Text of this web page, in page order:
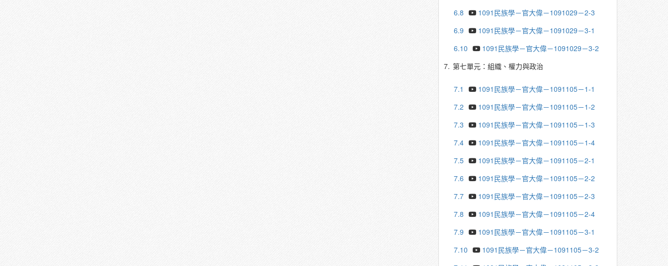
6.8
1091民族學－官大偉－1091029－2-3
6.9
1091民族學－官大偉－1091029－3-1
6.10
1091民族學－官大偉－1091029－3-2
7. 第七單元：組織、權力與政治
7.1
1091民族學－官大偉－1091105－1-1
7.2
1091民族學－官大偉－1091105－1-2
7.3
1091民族學－官大偉－1091105－1-3
7.4
1091民族學－官大偉－1091105－1-4
7.5
1091民族學－官大偉－1091105－2-1
7.6
1091民族學－官大偉－1091105－2-2
7.7
1091民族學－官大偉－1091105－2-3
7.8
1091民族學－官大偉－1091105－2-4
7.9
1091民族學－官大偉－1091105－3-1
7.10
1091民族學－官大偉－1091105－3-2